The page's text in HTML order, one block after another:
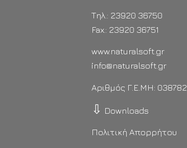
Τηλ.: 23920 36750
Fax.: 23920 36751
www.naturalsoft.gr
info@naturalsoft.gr
Αριθμός Γ.Ε.ΜΗ:
⇩ Downloads
Πολιτική Απορρήτου